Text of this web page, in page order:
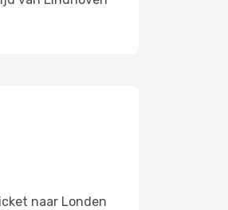
naar Londen